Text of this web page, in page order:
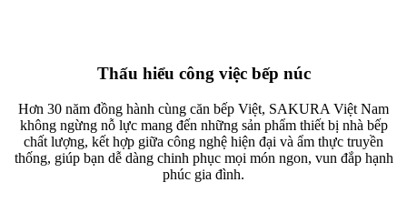
Thấu hiểu công việc bếp núc
Hơn 30 năm đồng hành cùng căn bếp Việt, SAKURA Việt Nam
không ngừng nỗ lực mang đến những sản phẩm thiết bị nhà bếp
chất lượng, kết hợp giữa công nghệ hiện đại và ẩm thực truyền
thống, giúp bạn dễ dàng chinh phục mọi món ngon, vun đắp hạnh
phúc gia đình.